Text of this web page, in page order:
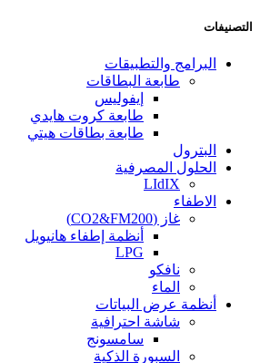
التصنيفات
البرامج والتطبيقات
طابعة البطاقات
إيفوليس
طابعة كروت هايدي
طابعة بطاقات هيتي
البترول
الحلول المصرفية
LIdIX
الاطفاء
غاز (CO2&FM200)
أنظمة إطفاء هانيويل
LPG
نافكو
الماء
أنظمة عرض البياتات
شاشة احترافية
سامسونج
السبورة الذكية